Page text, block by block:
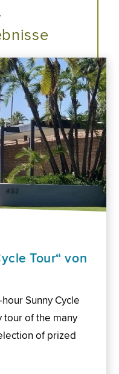
Tour“ von
Sunny Cycle
tour of the many
of prized